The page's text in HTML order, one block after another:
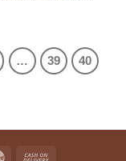
… 39
40